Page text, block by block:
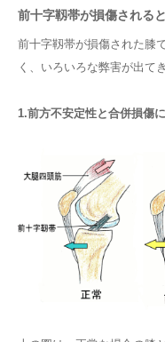
前十字靱帯が損傷される
前十字靱帯が損傷された膝
く、いろいろな弊害が出て
1.前方不安定性と合併損傷